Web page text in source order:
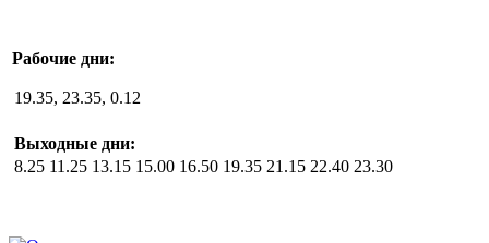
Рабочие дни:
19.35, 23.35, 0.12
Выходные дни:
8.25 11.25 13.15 15.00 16.50 19.35 21.15 22.40 23.30